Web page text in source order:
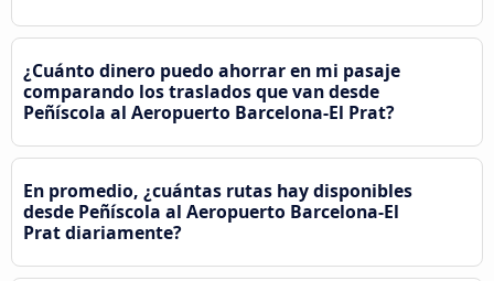
¿Cuánto dinero puedo ahorrar en mi pasaje
comparando los traslados que van desde
Peñíscola al Aeropuerto Barcelona-El Prat?
En promedio, ¿cuántas rutas hay disponibles
desde Peñíscola al Aeropuerto Barcelona-El
Prat diariamente?